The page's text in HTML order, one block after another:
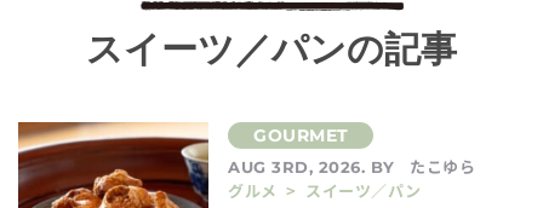
スイーツ／パンの記事
AUG 3RD, 2026. BY
たこゆら
グルメ > スイーツ／パン